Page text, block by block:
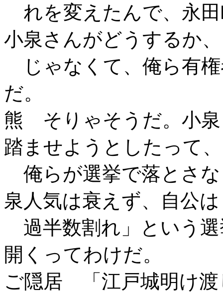
れを変えたんで、永
小泉さんがどうするか、
じゃなくて、俺ら有
だ。
熊 そりゃそうだ。小泉
踏ませようとしたって、
俺らが選挙で落とさ
泉人気は衰えず、自公は
過半数割れ」という
開くってわけだ。
ご隠居 「江戸城明け渡